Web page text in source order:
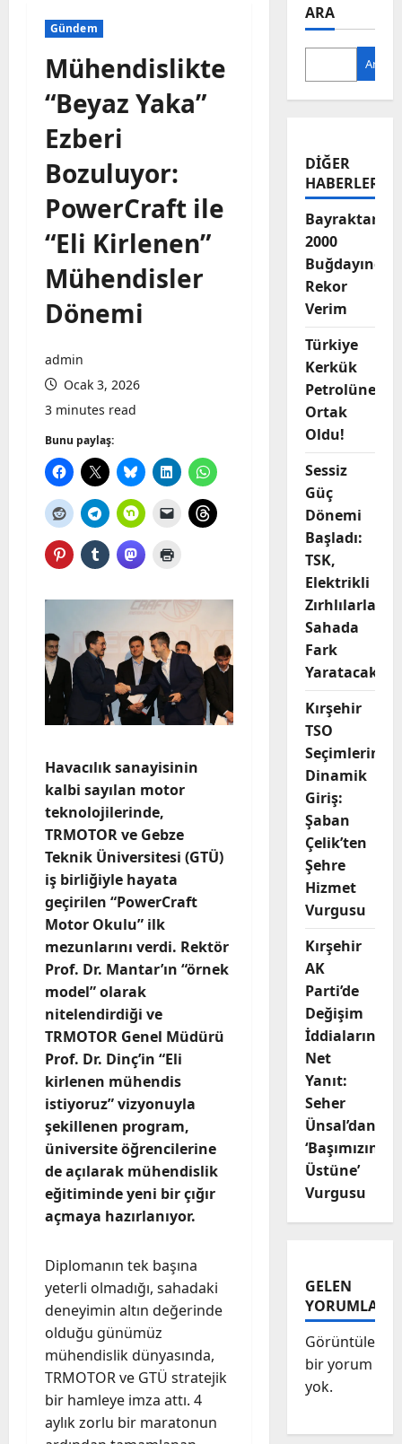
Gündem
Mühendislikte
“Beyaz Yaka”
Ezberi
Bozuluyor:
PowerCraft ile
“Eli Kirlenen”
Mühendisler
Dönemi
admin
Ocak 3, 2026
3 minutes read
Bunu paylaş:
Havacılık sanayisinin
kalbi sayılan motor
teknolojilerinde,
TRMOTOR ve Gebze
Teknik Üniversitesi (GTÜ)
iş birliğiyle hayata
geçirilen “PowerCraft
Motor Okulu” ilk
mezunlarını verdi. Rektör
Prof. Dr. Mantar’ın “örnek
model” olarak
nitelendirdiği ve
TRMOTOR Genel Müdürü
Prof. Dr. Dinç’in “Eli
kirlenen mühendis
istiyoruz” vizyonuyla
şekillenen program,
üniversite öğrencilerine
de açılarak mühendislik
eğitiminde yeni bir çığır
açmaya hazırlanıyor.
Diplomanın tek başına
yeterli olmadığı, sahadaki
deneyimin altın değerinde
olduğu günümüz
mühendislik dünyasında,
TRMOTOR ve GTÜ stratejik
bir hamleye imza attı. 4
aylık zorlu bir maratonun
ARA
Ara
DIĞER
HABERLER
Bayraktar-
2000
Buğdayında
Rekor
Verim
Türkiye
Kerkük
Petrolüne
Ortak
Oldu!
Sessiz
Güç
Dönemi
Başladı:
TSK,
Elektrikli
Zırhlılarla
Sahada
Fark
Yaratacak
Kırşehir
TSO
Seçimlerine
Dinamik
Giriş:
Şaban
Çelik’ten
Şehre
Hizmet
Vurgusu
Kırşehir
AK
Parti’de
Değişim
İddialarına
Net
Yanıt:
Seher
Ünsal’dan
‘Başımızın
Üstüne’
Vurgusu
GELEN
YORUMLAR
bir yorum
yok.